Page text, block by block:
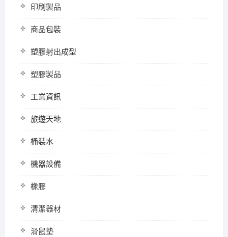
印刷製品
商品包裝
塑膠射出成型
塑膠製品
工業資訊
旅遊天地
桶裝水
機器設備
橡膠
清潔器材
滑鼠墊